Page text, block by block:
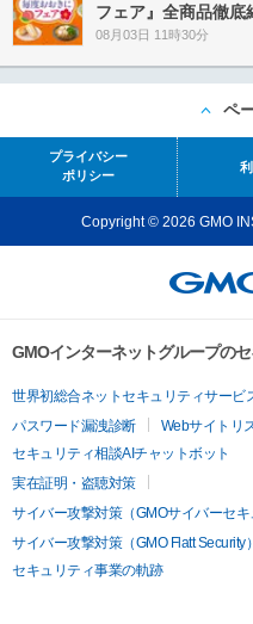
フェア』全商品徹底
08月03日 11時30分
ペ
プライバシー
ポリシー
Copyright © 2026 GMO
GMOインターネットグループの
世界初総合ネットセキュリティサービ
パスワード漏洩診断
Webサイトリ
セキュリティ相談AIチャットボット
実在証明・盗聴対策
サイバー攻撃対策（GMOサイバーセキ
サイバー攻撃対策（GMO Flatt Security）
セキュリティ事業の軌跡